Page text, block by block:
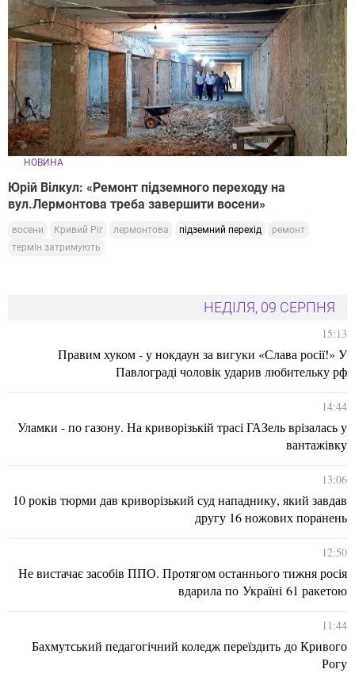
НОВИНА
Юрій Вілкул: «Ремонт підземного переходу на
вул.Лермонтова треба завершити восени»
восени Кривий Ріг лермонтова підземний перехід
ремонт
термін затримують
НЕДІЛЯ, 09 СЕРПНЯ
15:13
Правим хуком - у нокдаун за вигуки «Слава росії!» У
Павлограді чоловік ударив любительку рф
14:44
Уламки - по газону. На криворізькій трасі ГАЗель врізалась у
вантажівку
13:06
10 років тюрми дав криворізький суд нападнику, який завдав
другу 16 ножових поранень
12:50
Не вистачає засобів ППО. Протягом останнього тижня росія
вдарила по Україні 61 ракетою
11:44
Бахмутський педагогічний коледж переїздить до Кривого
Рогу